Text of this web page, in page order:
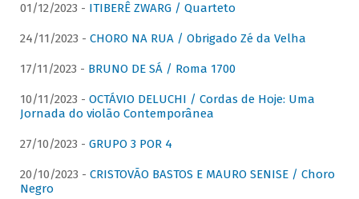
01/12/2023 - ITIBERÊ ZWARG / Quarteto
24/11/2023 - CHORO NA RUA / Obrigado Zé da Velha
17/11/2023 - BRUNO DE SÁ / Roma 1700
10/11/2023 - OCTÁVIO DELUCHI / Cordas de Hoje: Uma
Jornada do violão Contemporânea
27/10/2023 - GRUPO 3 POR 4
20/10/2023 - CRISTOVÃO BASTOS E MAURO SENISE / Choro
Negro